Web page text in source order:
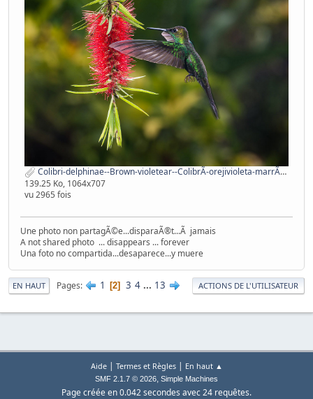
Colibri-delphinae--Brown-violetear--ColibrÃ­-orejivioleta-marrÃ³n.jpg
139.25 Ko, 1064x707
vu 2965 fois
Une photo non partagÃ©e...disparaÃ®t...Ã jamais
A not shared photo ... disappears ... forever
Una foto no compartida...desaparece...y muere
EN HAUT Pages 1 2 3 4 ... 13 ACTIONS DE L'UTILISATEUR
Aide| Termes et Règles| En haut ▲
SMF 2.1.7 © 2026, Simple Machines
Page créée en 0.042 secondes avec 24 requêtes.